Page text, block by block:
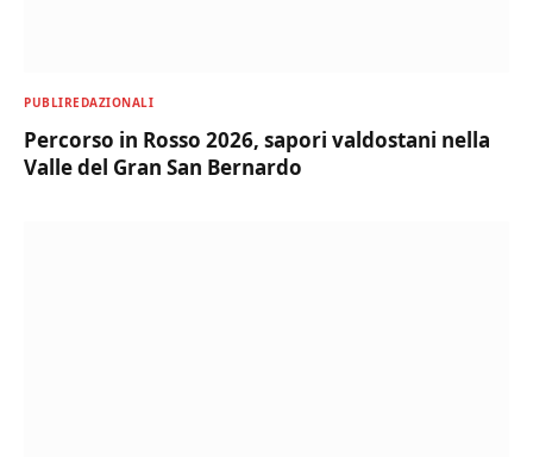
PUBLIREDAZIONALI
Percorso in Rosso 2026, sapori valdostani nella
Valle del Gran San Bernardo